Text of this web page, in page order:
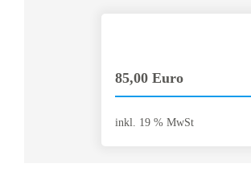
85,00 Euro
inkl. 19 % MwSt